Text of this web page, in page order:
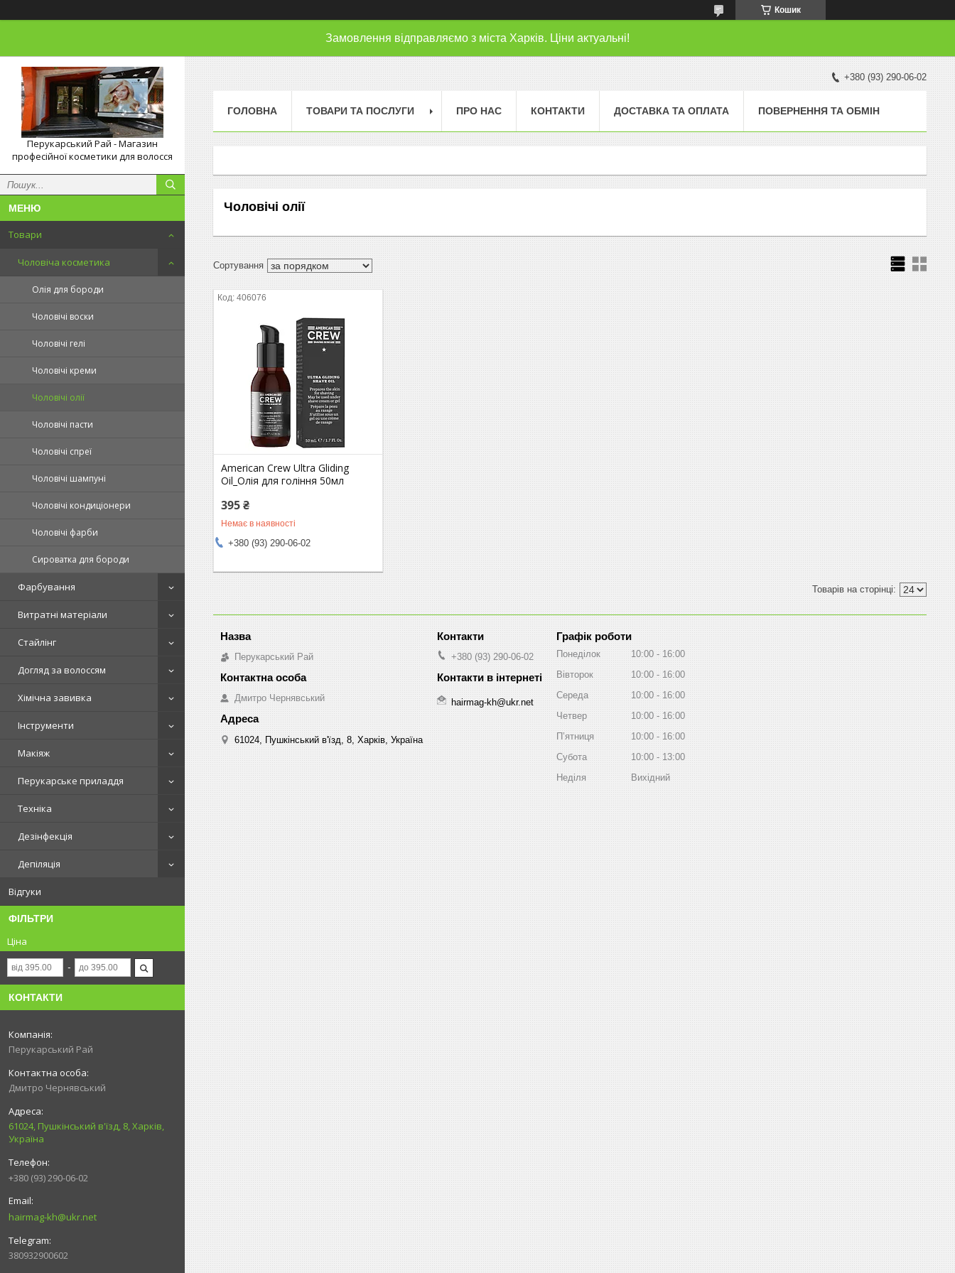
Кошик
Замовлення відправляємо з міста Харків. Ціни актуальні!
Перукарський Рай - Магазин
професійної косметики для волосся
Товари
Чоловіча косметика
Олія для бороди
Чоловічі воски
Чоловічі гелі
Чоловічі креми
Чоловічі олії
Чоловічі пасти
Чоловічі спреї
Чоловічі шампуні
Чоловічі кондиціонери
Чоловічі фарби
Сироватка для бороди
Фарбування
Витратні матеріали
Стайлінг
Догляд за волоссям
Хімічна завивка
Інструменти
Макіяж
Перукарське приладдя
Техніка
Дезінфекція
Депіляція
Відгуки
ФІЛЬТРИ
Ціна
КОНТАКТИ
Перукарський Рай
Дмитро Чернявський
61024, Пушкінський в'їзд, 8, Харків,
Україна
+380 (93) 290-06-02
hairmag-kh@ukr.net
380932900602
+380 (93) 290-06-02
ГОЛОВНА ТОВАРИ ТА ПОСЛУГИ ПРО НАС КОНТАКТИ ДОСТАВКА ТА ОПЛАТА ПОВЕРНЕННЯ ТА ОБМІН
Чоловічі олії
406076
American Crew Ultra Gliding
Oil_Олія для гоління 50мл
395 ₴
Немає в наявності
+380 (93) 290-06-02
Перукарський Рай
Дмитро Чернявський
61024, Пушкінський в'їзд, 8, Харків, Україна
+380 (93) 290-06-02
hairmag-kh@ukr.net
Графік роботи
Понеділок 10:00
16:00
Вівторок
10:00
16:00
Середа
10:00
16:00
Четвер
10:00
16:00
Пʼятниця
10:00
16:00
Субота
10:00
13:00
Неділя
Вихідний